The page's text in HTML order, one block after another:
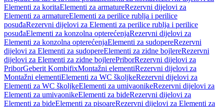
Elementi za koritaElementi za armatureRezervni dijelovi za
Elementi za armatureElementi za perilice rublja i perilice
posuđaRezervni dijelovi za Elementi za perilice rublja i perilice
posuđaElementi za konzolna opterećenjaRezervni dijelovi za
Elementi za konzolna opterećenjaElementi za sudopereRezervni
dijelovi za Elementi za sudopereElementi za zidne bojlereRezervni
dijelovi za Elementi za zidne bojlerePriborRezervni dijelovi za
PriborGeberit KombifixMontažni elementiRezervni dijelovi za
Montažni elementiElementi za WC školjkeRezervni dijelovi za
Elementi za WC školjkeElementi za umivaonikeRezervni dijelovi za
Elementi za umivaonikeElementi za bideRezervni dijelovi za
Elementi za bideElementi za pisoareRezervni dijelovi za Elementi za